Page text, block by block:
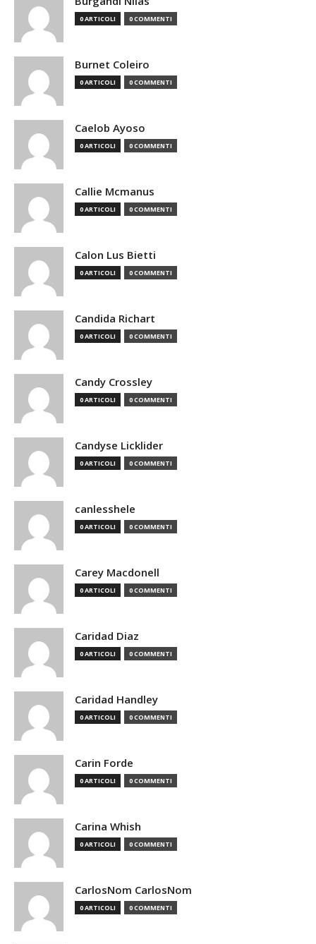
0 ARTICOLI 0 COMMENTI
Burnet Coleiro
0 ARTICOLI 0 COMMENTI
Caelob Ayoso
0 ARTICOLI 0 COMMENTI
Callie Mcmanus
0 ARTICOLI 0 COMMENTI
Calon Lus Bietti
0 ARTICOLI 0 COMMENTI
Candida Richart
0 ARTICOLI 0 COMMENTI
Candy Crossley
0 ARTICOLI 0 COMMENTI
Candyse Licklider
0 ARTICOLI 0 COMMENTI
canlesshele
0 ARTICOLI 0 COMMENTI
Carey Macdonell
0 ARTICOLI 0 COMMENTI
Caridad Diaz
0 ARTICOLI 0 COMMENTI
Caridad Handley
0 ARTICOLI 0 COMMENTI
Carin Forde
0 ARTICOLI 0 COMMENTI
Carina Whish
0 ARTICOLI 0 COMMENTI
CarlosNom CarlosNom
0 ARTICOLI 0 COMMENTI